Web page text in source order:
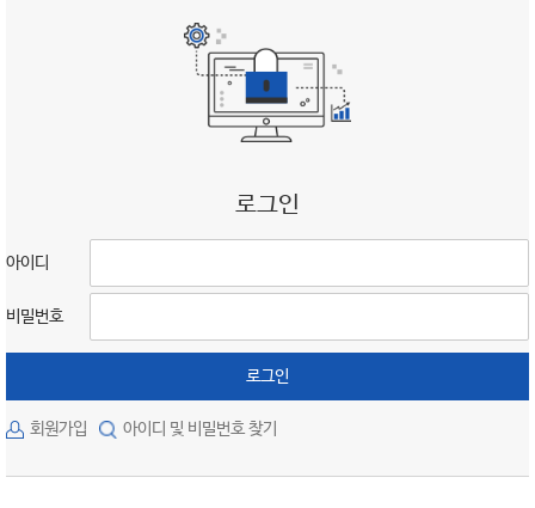
로그인
아이디
비밀번호
로그인
회원가입 아이디 및 비밀번호 찾기